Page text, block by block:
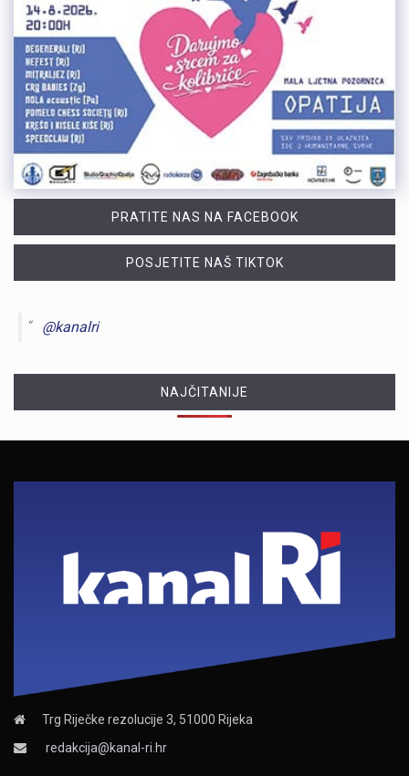
PRATITE NAS NA FACEBOOK
POSJETITE NAŠ TIKTOK
@kanalri
NAJČITANIJE
Trg Riječke rezolucije 3, 51000 Rijeka
redakcija@kanal-ri.hr